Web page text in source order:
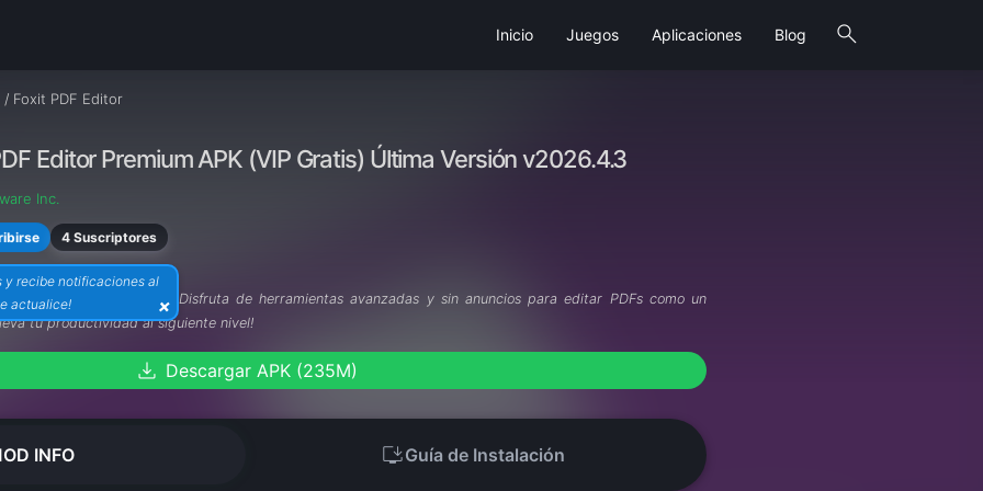
search
Inicio Juegos Aplicaciones Blog
/ Foxit PDF Editor
Editor Premium APK (VIP Gratis) Última Versión v2026.4.3
Inc.
4 Suscriptores
y recibe notificaciones al
actualice!
×
PDF Editor VIP APK!
Disfruta de herramientas avanzadas y sin anuncios para editar PDFs como un
tu productividad al siguiente nivel!
download Descargar APK (235M)
INFO install_desktopGuía de Instalación